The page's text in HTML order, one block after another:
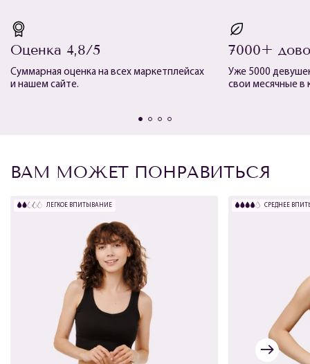
Оценка 4,8/5
Суммарная оценка на всех маркетплейсах
и нашем сайте.
7000+
Уже 5000
свои месячные
ВАМ МОЖЕТ ПОНРАВИТЬСЯ
ЛЕГКОЕ ВПИТЫВАНИЕ СРЕДНЕЕ